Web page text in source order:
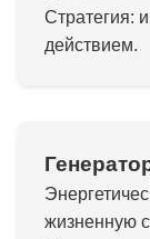
Стратегия:
действием.
жизненную